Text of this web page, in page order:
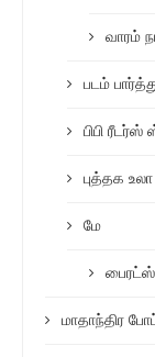
வாரம்
படம்
பிபி ரீடர்ஸ்
புத்தக உலா
மே
மாதாந்திர